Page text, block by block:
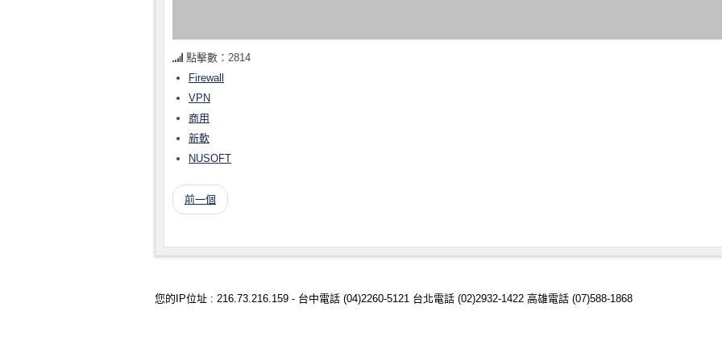
點擊數：2814
Firewall
VPN
商用
新軟
NUSOFT
前一個
您的IP位址 : 216.73.216.159 - 台中電話 (04)2260-5121 台北電話 (02)2932-1422 高雄電話 (07)588-1868